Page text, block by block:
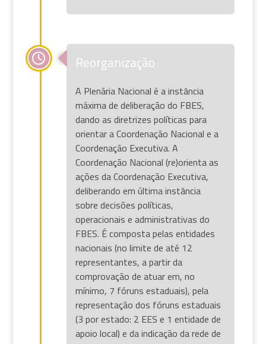
Reorganização
A Plenária Nacional é a instância
máxima de deliberação do FBES,
dando as diretrizes políticas para
orientar a Coordenação Nacional e a
Coordenação Executiva. A
Coordenação Nacional (re)orienta as
ações da Coordenação Executiva,
deliberando em última instância
sobre decisões políticas,
operacionais e administrativas do
FBES. É composta pelas entidades
nacionais (no limite de até 12
representantes, a partir da
comprovação de atuar em, no
mínimo, 7 fóruns estaduais), pela
representação dos fóruns estaduais
(3 por estado: 2 EES e 1 entidade de
apoio local) e da indicação da rede de